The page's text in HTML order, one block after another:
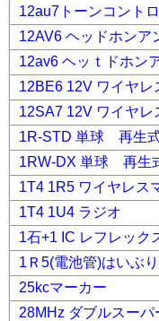
12au7トーンコント
12AV6 ヘッドホンア
12av6 ヘッｔドホン
12BE6 12V ワイヤレ
12SA7 12V ワイヤレ
1R-STD 単球 再生
1RW-DX 単球 再生
1T4 1R5 ワイヤレス
1T4 1U4 ラジオ
1石+1 IC レフレック
1Ｒ5(電池管)はいぶ
25kcマーカー
28MHz ダブルスー